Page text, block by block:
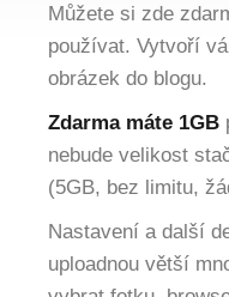
Můžete si zde
používat. Vytvoří
obrázek do blogu.
Zdarma máte 1GB
nebude velikost
(5GB, bez limitu,
Nastavení a další
uploadnou větší